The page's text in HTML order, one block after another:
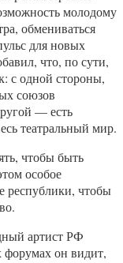
молодому
обмениваться
для новых
что, по сути,
с одной стороны,
союзов
— есть
театральный мир.
чтобы быть
особое
республики, чтобы
артист РФ
форумах он видит,